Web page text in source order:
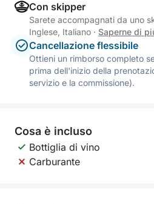
Con skipper
Sarete accompagnati da uno
Inglese, Italiano · Saperne di
Cancellazione flessibile
Ottieni un rimborso completo
prima dell'inizio della
servizio e la commissione).
Cosa è incluso
Bottiglia di vino
Carburante